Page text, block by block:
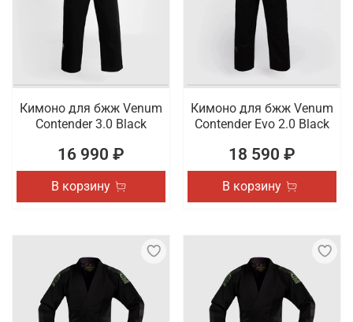
Кимоно для бжж Venum
Contender 3.0 Black
16 990 ₽
В корзину
Кимоно для бжж Venum
Contender Evo 2.0 Black
18 590 ₽
В корзину